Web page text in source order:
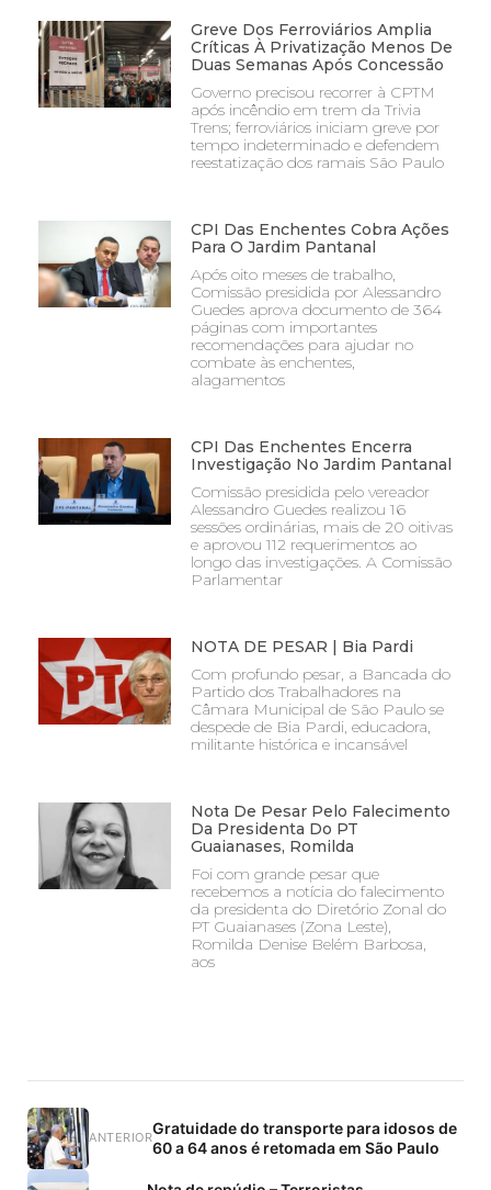
Greve Dos Ferroviários Amplia
Críticas À Privatização Menos De
Duas Semanas Após Concessão
Governo precisou recorrer à CPTM
após incêndio em trem da Trivia
Trens; ferroviários iniciam greve por
tempo indeterminado e defendem
reestatização dos ramais São Paulo
CPI Das Enchentes Cobra Ações
Para O Jardim Pantanal
Após oito meses de trabalho,
Comissão presidida por Alessandro
Guedes aprova documento de 364
páginas com importantes
recomendações para ajudar no
combate às enchentes,
alagamentos
CPI Das Enchentes Encerra
Investigação No Jardim Pantanal
Comissão presidida pelo vereador
Alessandro Guedes realizou 16
sessões ordinárias, mais de 20 oitivas
e aprovou 112 requerimentos ao
longo das investigações. A Comissão
Parlamentar
NOTA DE PESAR | Bia Pardi
Com profundo pesar, a Bancada do
Partido dos Trabalhadores na
Câmara Municipal de São Paulo se
despede de Bia Pardi, educadora,
militante histórica e incansável
Nota De Pesar Pelo Falecimento
Da Presidenta Do PT
Guaianases, Romilda
Foi com grande pesar que
recebemos a notícia do falecimento
da presidenta do Diretório Zonal do
PT Guaianases (Zona Leste),
Romilda Denise Belém Barbosa,
aos
ANTERIORGratuidade do transporte para idosos de
60 a 64 anos é retomada em São Paulo